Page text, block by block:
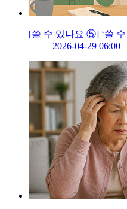
[쓸 수 있나요 ⑤] ‘쓸
2026-04-29 06:00